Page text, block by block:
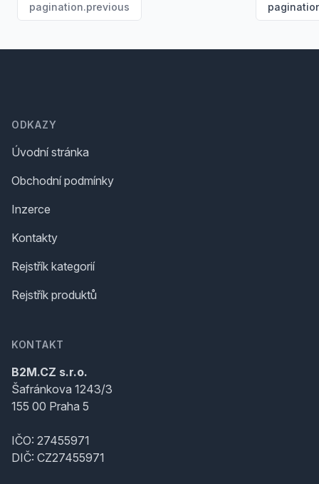
pagination.previous
ODKAZY
Úvodní stránka
Obchodní podmínky
Inzerce
Kontakty
Rejstřík kategorií
Rejstřík produktů
KONTAKT
B2M.CZ s.r.o.
Šafránkova 1243/3
155 00 Praha 5
IČO: 27455971
DIČ: CZ27455971